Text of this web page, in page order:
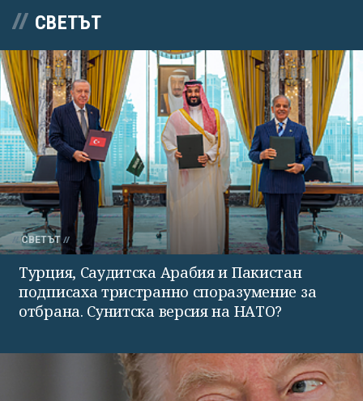
СВЕТЪТ
СВЕТЪТ
Турция, Саудитска Арабия и Пакистан
подписаха тристранно споразумение за
отбрана. Сунитска версия на НАТО?